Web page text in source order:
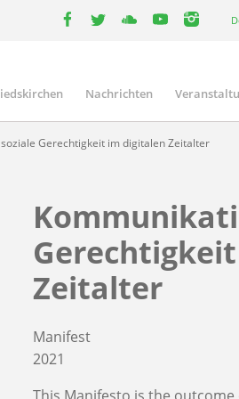
Nachrichten
Gerechtigkeit im digitalen Zeitalter
Zeitalter
Manifest
2021